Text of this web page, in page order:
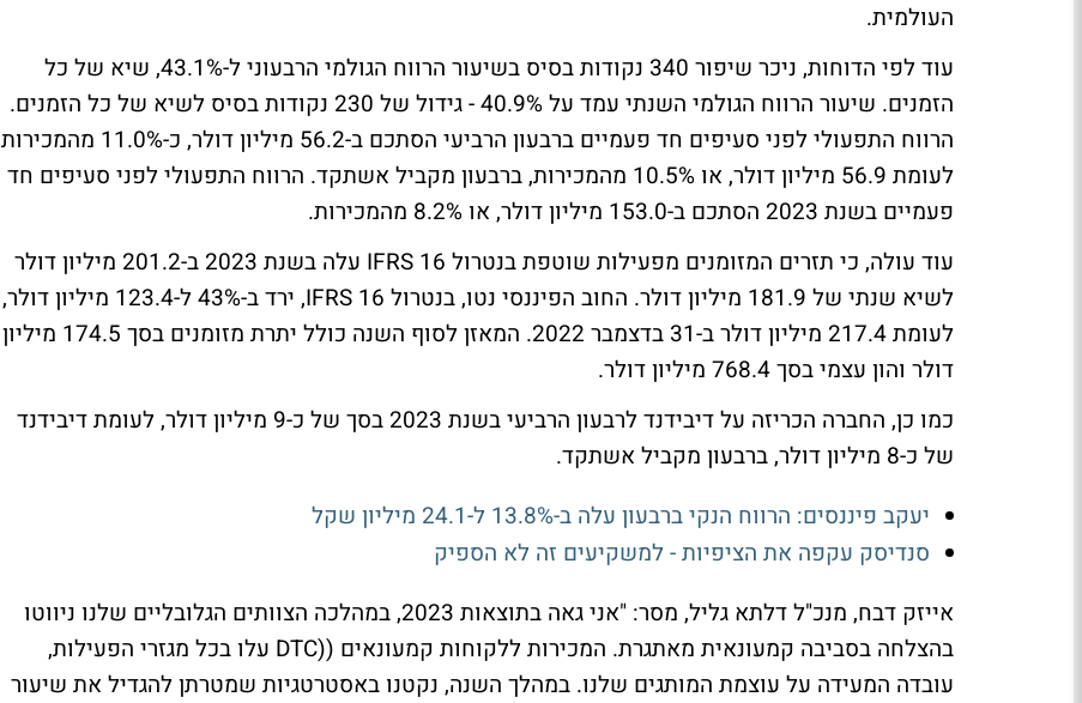
העולמית.
עוד לפי הדוחות, ניכר שיפור 340 נקודות בסיס בשיעור הרווח הגולמי הרבעוני ל-43.1%, שיא של כל
הזמנים. שיעור הרווח הגולמי השנתי עמד על 40.9% - גידול של 230 נקודות בסיס לשיא של כל הזמנים.
הרווח התפעולי לפני סעיפים חד פעמיים ברבעון הרביעי הסתכם ב-56.2 מיליון דולר, כ-11.0% מהמכירות
לעומת 56.9 מיליון דולר, או 10.5% מהמכירות, ברבעון מקביל אשתקד. הרווח התפעולי לפני סעיפים חד
פעמיים בשנת 2023 הסתכם ב-153.0 מיליון דולר, או 8.2% מהמכירות.
עוד עולה, כי תזרים המזומנים מפעילות שוטפת בנטרול IFRS 16 עלה בשנת 2023 ב-201.2 מיליון דולר
לשיא שנתי של 181.9 מיליון דולר. החוב הפיננסי נטו, בנטרול IFRS 16, ירד ב-43% ל-123.4 מיליון דולר,
לעומת 217.4 מיליון דולר ב-31 בדצמבר 2022. המאזן לסוף השנה כולל יתרת מזומנים בסך 174.5 מיליון
דולר והון עצמי בסך 768.4 מיליון דולר.
כמו כן, החברה הכריזה על דיבידנד לרבעון הרביעי בשנת 2023 בסך של כ-9 מיליון דולר, לעומת דיבידנד
של כ-8 מיליון דולר, ברבעון מקביל אשתקד.
יעקב פיננסים: הרווח הנקי ברבעון עלה ב-13.8% ל-24.1 מיליון שקל
סנדיסק עקפה את הציפיות - למשקיעים זה לא הספיק
אייזק דבח, מנכ"ל דלתא גליל, מסר: "אני גאה בתוצאות 2023, במהלכה הצוותים הגלובליים שלנו ניווטו
בהצלחה בסביבה קמעונאית מאתגרת. המכירות ללקוחות קמעונאים ((DTC עלו בכל מגזרי הפעילות,
עובדה המעידה על עוצמת המותגים שלנו. במהלך השנה, נקטנו באסטרטגיות שמטרתן להגדיל את שיעור